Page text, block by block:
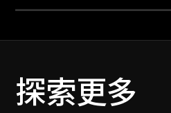
探索更多